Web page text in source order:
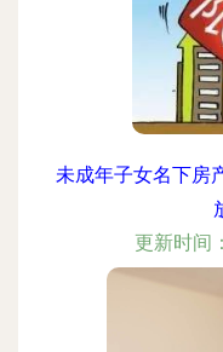
未成年子女名下房
更新时间